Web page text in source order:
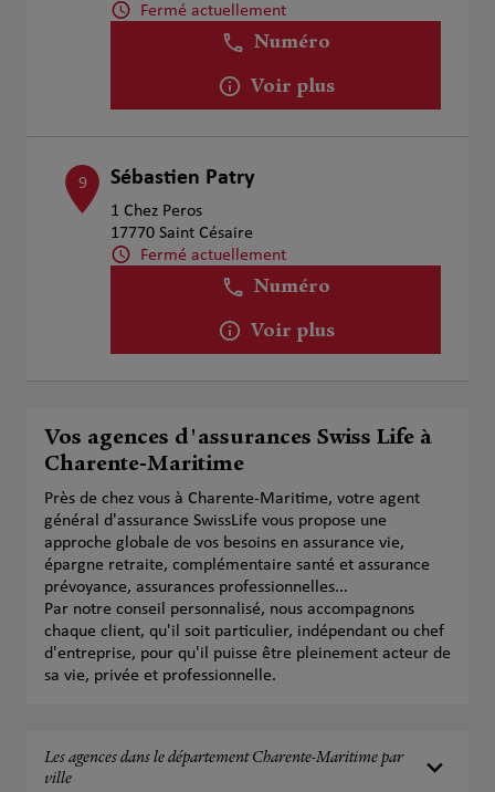
Fermé actuellement
Numéro
Voir plus
9 Sébastien Patry
1 Chez Peros
17770 Saint Césaire
Fermé actuellement
Numéro
Voir plus
Vos agences d'assurances Swiss Life à
Charente-Maritime
Près de chez vous à Charente-Maritime, votre agent
général d'assurance SwissLife vous propose une
approche globale de vos besoins en assurance vie,
épargne retraite, complémentaire santé et assurance
prévoyance, assurances professionnelles...
Par notre conseil personnalisé, nous accompagnons
chaque client, qu'il soit particulier, indépendant ou chef
d'entreprise, pour qu'il puisse être pleinement acteur de
sa vie, privée et professionnelle.
Les agences dans le département Charente-Maritime par
ville